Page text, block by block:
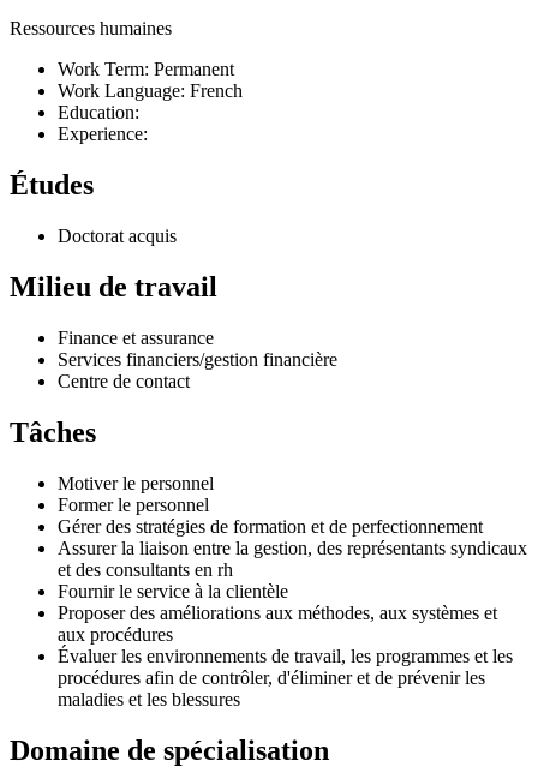
Ressources humaines
Work Term: Permanent
Work Language: French
Education:
Experience:
Études
Doctorat acquis
Milieu de travail
Finance et assurance
Services financiers/gestion financière
Centre de contact
Tâches
Motiver le personnel
Former le personnel
Gérer des stratégies de formation et de perfectionnement
Assurer la liaison entre la gestion, des représentants syndicaux
et des consultants en rh
Fournir le service à la clientèle
Proposer des améliorations aux méthodes, aux systèmes et
aux procédures
Évaluer les environnements de travail, les programmes et les
procédures afin de contrôler, d'éliminer et de prévenir les
maladies et les blessures
Domaine de spécialisation